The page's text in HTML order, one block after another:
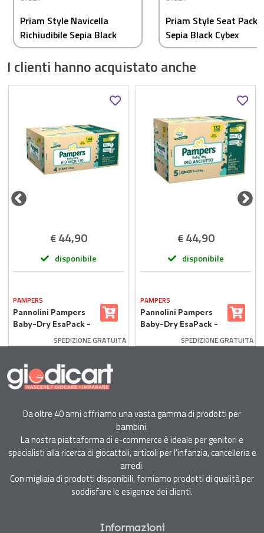
Priam Style Navicella
Richiudibile Sepia Black
Cybex
Priam Style Seat Pack
Sepia Black Cybex
I clienti hanno acquistato anche
€ 44,90
disponibile
PAMPERS
Pannolini Pampers
Baby-Dry EsaPack -
Taglia 4 - 7-18 Kg -
144 Pezzi
SPEDIZIONE GRATUITA
€ 44,90
disponibile
PAMPERS
Pannolini Pampers
Baby-Dry EsaPack -
Taglia 5 - 11-25 Kg -
132 Pezzi
SPEDIZIONE GRATUITA
Da oltre 40 anni offriamo una vasta gamma di prodotti per
bambini.
La nostra piattaforma di e-commerce è ideale per genitori e
specialisti alla ricerca di giocattoli, articoli per l'infanzia, cancelleria e
arredi.
Con migliaia di prodotti disponibili, forniamo prodotti di qualità per
soddisfare le esigenze dei clienti.
Informazioni